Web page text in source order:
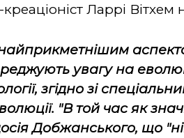
Ларрі Вітхем
увагу на
згідно зі
"В той час як
Добжанського, що